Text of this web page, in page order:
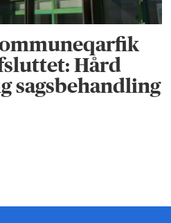
Hård
sagsbehandling